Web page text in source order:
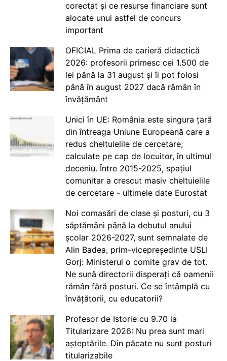
corectat și ce resurse financiare sunt
alocate unui astfel de concurs
important
OFICIAL Prima de carieră didactică
2026: profesorii primesc cei 1.500 de
lei până la 31 august și îi pot folosi
până în august 2027 dacă rămân în
învățământ
Unici în UE: România este singura țară
din întreaga Uniune Europeană care a
redus cheltuielile de cercetare,
calculate pe cap de locuitor, în ultimul
deceniu. Între 2015-2025, spațiul
comunitar a crescut masiv cheltuielile
de cercetare - ultimele date Eurostat
Noi comasări de clase și posturi, cu 3
săptămâni până la debutul anului
școlar 2026-2027, sunt semnalate de
Alin Badea, prim-vicepreședinte USLI
Gorj: Ministerul o comite grav de tot.
Ne sună directorii disperați că oamenii
rămân fără posturi. Ce se întâmplă cu
învățătorii, cu educatorii?
Profesor de Istorie cu 9.70 la
Titularizare 2026: Nu prea sunt mari
așteptările. Din păcate nu sunt posturi
titularizabile